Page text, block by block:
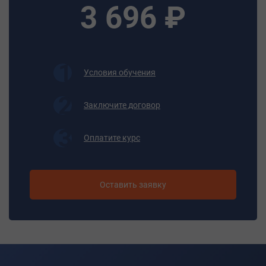
- использовать средства защиты при работе на высоте;
- устанавливать подъемник на месте выполнения
Итоговая аттестация
Документ об обучении
3 696 ₽
Условия обучения
Заключите договор
Оплатите курс
Оставить заявку